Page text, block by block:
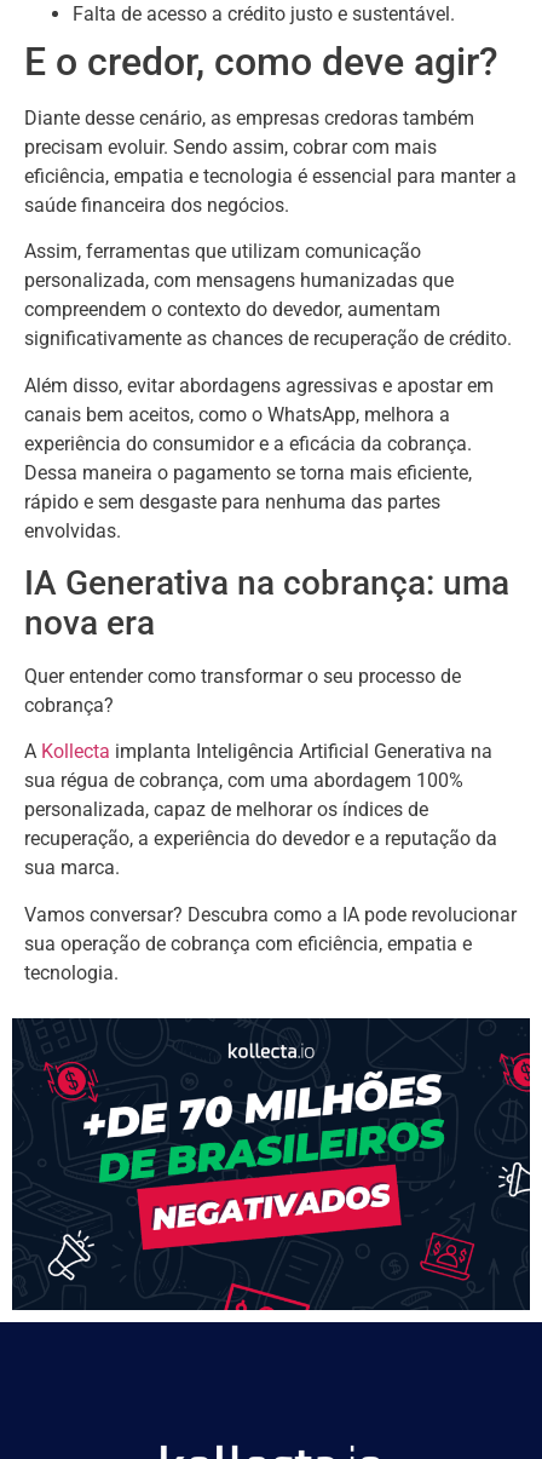
Falta de acesso a crédito justo e sustentável.
E o credor, como deve agir?
Diante desse cenário, as empresas credoras também
precisam evoluir. Sendo assim, cobrar com mais
eficiência, empatia e tecnologia é essencial para manter a
saúde financeira dos negócios.
Assim, ferramentas que utilizam comunicação
personalizada, com mensagens humanizadas que
compreendem o contexto do devedor, aumentam
significativamente as chances de recuperação de crédito.
Além disso, evitar abordagens agressivas e apostar em
canais bem aceitos, como o WhatsApp, melhora a
experiência do consumidor e a eficácia da cobrança.
Dessa maneira o pagamento se torna mais eficiente,
rápido e sem desgaste para nenhuma das partes
envolvidas.
IA Generativa na cobrança: uma
nova era
Quer entender como transformar o seu processo de
cobrança?
A Kollecta implanta Inteligência Artificial Generativa na
sua régua de cobrança, com uma abordagem 100%
personalizada, capaz de melhorar os índices de
recuperação, a experiência do devedor e a reputação da
sua marca.
Vamos conversar? Descubra como a IA pode revolucionar
sua operação de cobrança com eficiência, empatia e
tecnologia.